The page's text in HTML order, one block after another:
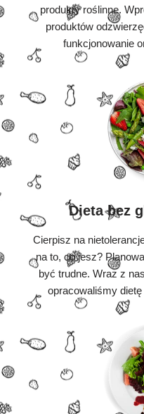
produkty roślinne.
produktów
funkcjonowanie
Dieta bez
Cierpisz na
na to, co jesz?
być trudne. Wraz z
opracowaliśmy